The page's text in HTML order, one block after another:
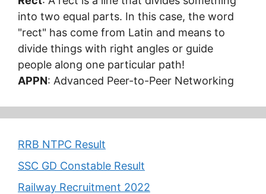
into two equal parts. In this case, the word
"rect" has come from Latin and means to
divide things with right angles or guide
people along one particular path!
APPN: Advanced Peer-to-Peer Networking
RRB NTPC Result
SSC GD Constable Result
Railway Recruitment 2022